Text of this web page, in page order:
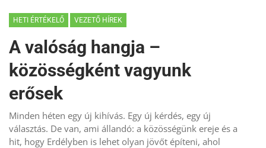
HETI ÉRTÉKELŐ VEZETŐ HÍREK
A valóság hangja –
közösségként vagyunk
erősek
Minden héten egy új kihívás. Egy új kérdés, egy új
választás. De van, ami állandó: a közösségünk ereje és a
hit, hogy Erdélyben is lehet olyan jövőt építeni, ahol